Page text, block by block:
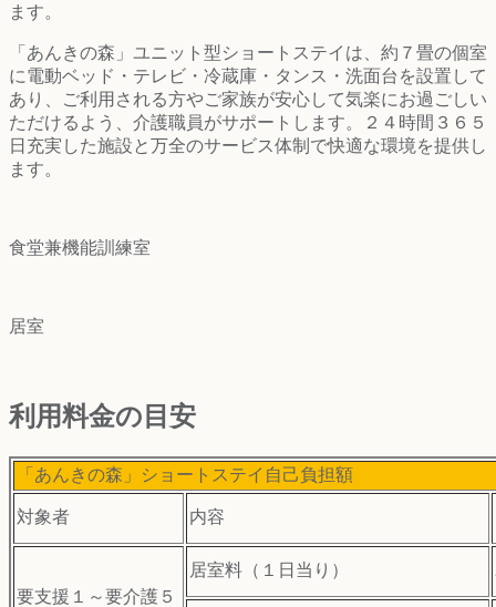
ます。
「あんきの森」ユニット型ショートステイは、約７畳の個室
に電動ベッド・テレビ・冷蔵庫・タンス・洗面台を設置して
あり、ご利用される方やご家族が安心して気楽にお過ごしい
ただけるよう、介護職員がサポートします。２４時間３６５
日充実した施設と万全のサービス体制で快適な環境を提供し
ます。
食堂兼機能訓練室
居室
利用料金の目安
「あんきの森」ショートステイ自己負担額
対象者 内容
要支援１～要介護５
居室料（１日当り）